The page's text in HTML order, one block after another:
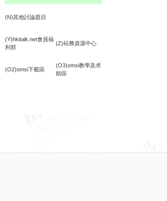
(N)其他討論題目
(Y)hkitalk.net會員福
利部
(Z)站務資源中心
(O2)omsi下載區
(O3)omsi教學及求
助區